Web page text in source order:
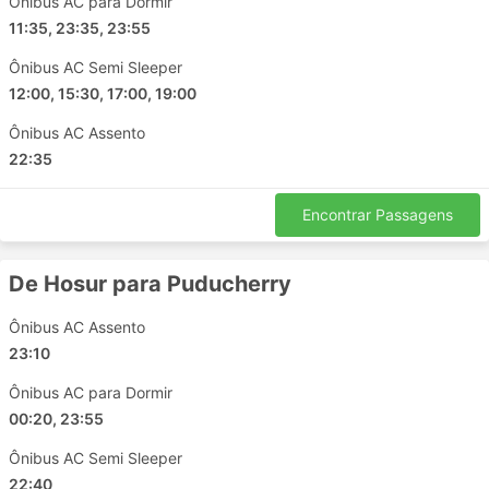
Anand Bus Transport incluem:
Puducherry
Hosur
Tiruvannamalai
Chidambaram
Pathirikuppam
Chennai
Tirunelveli
Kovilpatti
11:35, 23:35, 23:55
Ônibus AC Semi Sleeper
12:00, 15:30, 17:00, 19:00
Ônibus AC Assento
22:35
Encontrar Passagens
De Hosur para Puducherry
Ônibus AC Assento
23:10
Ônibus AC para Dormir
00:20, 23:55
Ônibus AC Semi Sleeper
22:40